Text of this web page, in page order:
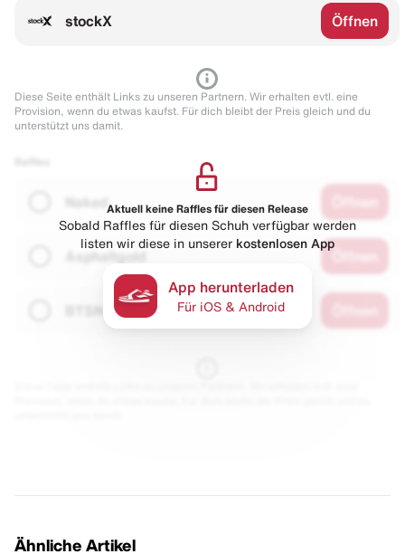
stockX Öffnen
Diese Seite enthält Links zu unseren Partnern. Wir erhalten evtl. eine
Provision, wenn du etwas kaufst. Für dich bleibt der Preis gleich und du
unterstützt uns damit.
Naked
Asphaltgold
Aktuell keine Raffles für diesen Release
Sobald Raffles für diesen Schuh verfügbar werden
listen wir diese in unserer kostenlosen App
App herunterladen
Für iOS & Android
Ähnliche Artikel